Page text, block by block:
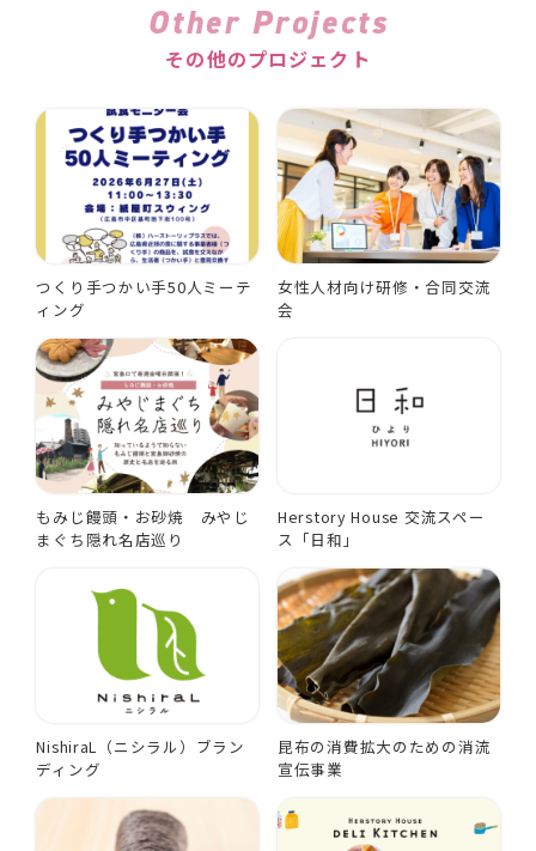
Other Projects
その他のプロジェクト
つくり手つかい手50人ミーテ
ィング
女性人材向け研修・合同交流
会
もみじ饅頭・お砂焼 みやじ
まぐち隠れ名店巡り
Herstory House 交流スペー
ス「日和」
NishiraL（ニシラル）ブラン
ディング
昆布の消費拡大のための消流
宣伝事業